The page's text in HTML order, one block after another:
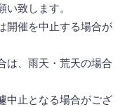
致します。
開催を中止する場合が
は、雨天・荒天の場合
中止となる場合がござ